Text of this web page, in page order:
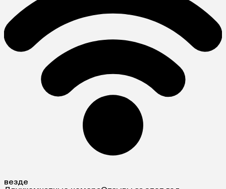
везде